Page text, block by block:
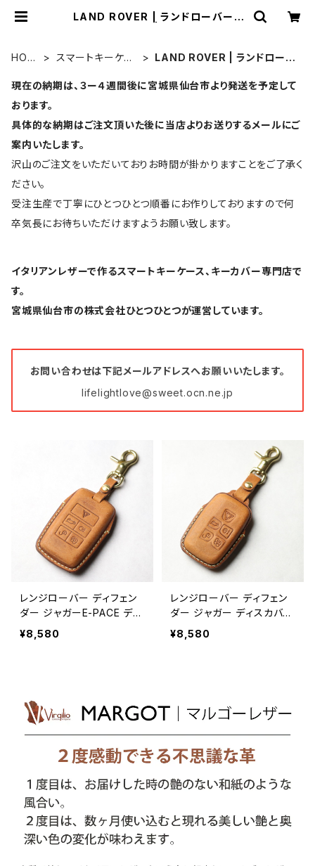
LAND ROVER | ランドローバー |
HOM
スマートキーケー
LAND ROVER | ランドローバ
現在の納期は、３ー４週間後に宮城県仙台市より発送を予定して
おります。
具体的な納期はご注文頂いた後に当店よりお送りするメールにご
案内いたします。
沢山のご注文をいただいておりお時間が掛かりますことをご了承く
ださい。
受注生産で丁寧にひとつひとつ順番にお作りしておりますので何
卒気長にお待ちいただけますようお願い致します。
イタリアンレザーで作るスマートキーケース、キーカバー専門店で
す。
宮城県仙台市の株式会社ひとつひとつが運営しています。
お問い合わせは下記メールアドレスへお願いいたします。
lifelightlove@sweet.ocn.ne.jp
レンジローバー ディフェン
ダー ジャガーE-PACE ディ
スカバリー レンジローバー
スポーツ ヴェラール イヴォ
nge Rover JAGUAR DEF
ENDER 新車 名入れ 国産
¥8,580
レンジローバー ディフェン
ダー ジャガー ディスカバリ
ー イヴォーク キーケース
日本製 イタリアンレザー 本
ドレスアップ
¥8,580